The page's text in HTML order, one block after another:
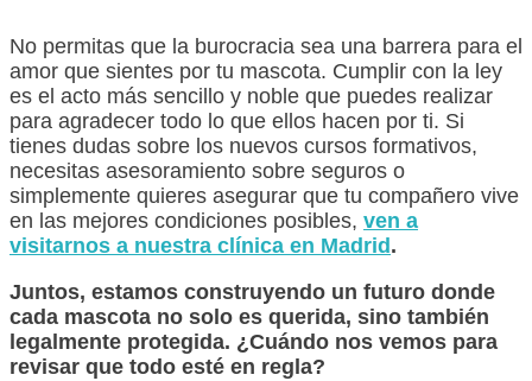
No permitas que la burocracia sea una barrera para el
amor que sientes por tu mascota. Cumplir con la ley
es el acto más sencillo y noble que puedes realizar
para agradecer todo lo que ellos hacen por ti. Si
tienes dudas sobre los nuevos cursos formativos,
necesitas asesoramiento sobre seguros o
simplemente quieres asegurar que tu compañero vive
en las mejores condiciones posibles, ven a
visitarnos a nuestra clínica en Madrid .
Juntos, estamos construyendo un futuro donde
cada mascota no solo es querida, sino también
legalmente protegida. ¿Cuándo nos vemos para
revisar que todo esté en regla?